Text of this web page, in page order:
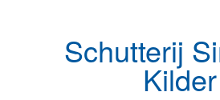
Schutterij
Kilder